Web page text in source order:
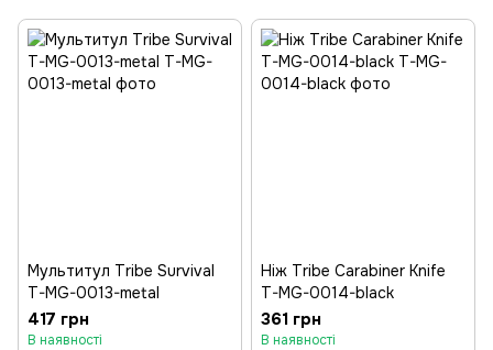
Мультитул Tribe Survival
T-MG-0013-metal
417 грн
В наявності
Ніж Tribe Carabiner Knife
T-MG-0014-black
361 грн
В наявності